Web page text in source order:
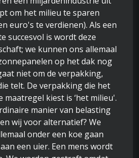
om het milieu te sparen
euro's te verdienen). Als een
succesvol is wordt deze
we kunnen ons allemaal
op het dak nog
niet om de verpakking,
telt. De verpakking die het
maatregel kiest is ‘het milieu'.
manier van belasting
wij voor alternatief? We
onder een koe gaan
een uier. Een mens wordt